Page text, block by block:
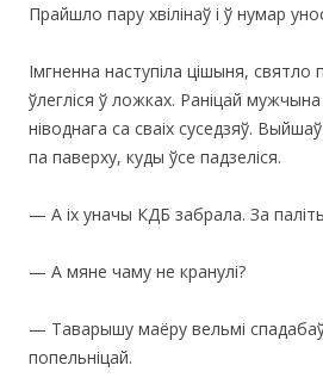
Прайшло пару хвілінаў і ў нумар
Імгненна наступіла цішыня, святло
ўлегліся ў ложках. Раніцай
ніводнага са сваіх суседзяў.
па паверху, куды ўсе падзеліся.
— А іх уначы КДБ забрала. За
— А мяне чаму не кранулі?
— Таварышу маёру вельмі
попельніцай.